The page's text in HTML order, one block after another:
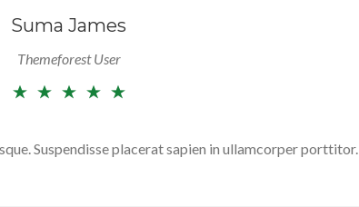
Suma James
Themeforest User
Suspendisse placerat sapien in ullamcorper porttitor.